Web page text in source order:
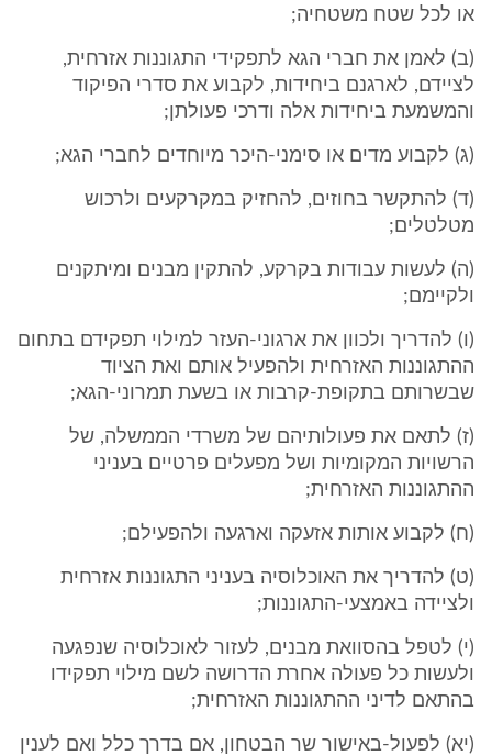
או לכל שטח משטחיה;
(ב) לאמן את חברי הגא לתפקידי התגוננות אזרחית,
לציידם, לארגנם ביחידות, לקבוע את סדרי הפיקוד
והמשמעת ביחידות אלה ודרכי פעולתן;
(ג) לקבוע מדים או סימני-היכר מיוחדים לחברי הגא;
(ד) להתקשר בחוזים, להחזיק במקרקעים ולרכוש
מטלטלים;
(ה) לעשות עבודות בקרקע, להתקין מבנים ומיתקנים
ולקיימם;
(ו) להדריך ולכוון את ארגוני-העזר למילוי תפקידם בתחום
ההתגוננות האזרחית ולהפעיל אותם ואת הציוד
שבשרותם בתקופת-קרבות או בשעת תמרוני-הגא;
(ז) לתאם את פעולותיהם של משרדי הממשלה, של
הרשויות המקומיות ושל מפעלים פרטיים בעניני
ההתגוננות האזרחית;
(ח) לקבוע אותות אזעקה וארגעה ולהפעילם;
(ט) להדריך את האוכלוסיה בעניני התגוננות אזרחית
ולציידה באמצעי-התגוננות;
(י) לטפל בהסוואת מבנים, לעזור לאוכלוסיה שנפגעה
ולעשות כל פעולה אחרת הדרושה לשם מילוי תפקידו
בהתאם לדיני ההתגוננות האזרחית;
(יא) לפעול-באישור שר הבטחון, אם בדרך כלל ואם לענין